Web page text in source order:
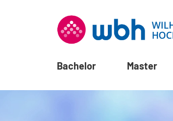
Bachelor Master